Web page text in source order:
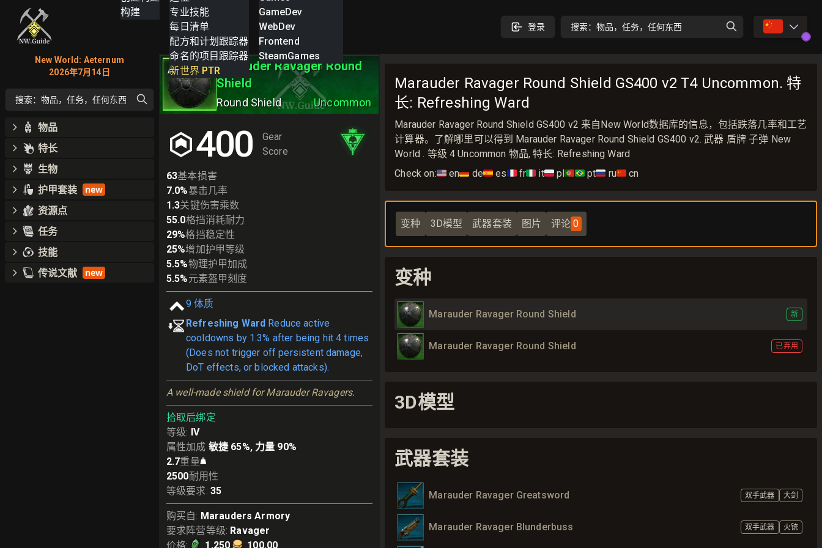
构建
专业技能
每日清单
配方和计划跟踪器
命名的项目跟踪器
新世界 PTR
GameDev
WebDev
Frontend
SteamGames
登录 搜索：物品，任务，任何东西 🇨🇳
IV
Marauder Ravager Round
Shield
Round Shield Uncommon
400
Gear
Score
63基本损害
7.0%暴击几率
1.3关键伤害乘数
55.0格挡消耗耐力
29%格挡稳定性
25%增加护甲等级
5.5%物理护甲加成
5.5%元素盔甲刻度
9 体质
Refreshing Ward Reduce active
cooldowns by 1.3% after being hit 4 times
(Does not trigger off persistent damage,
DoT effects, or blocked attacks).
A well-made shield for Marauder Ravagers.
拾取后绑定
等级: IV
属性加成 敏捷 65%, 力量 90%
2.7重量
2500耐用性
等级要求: 35
购买自: Marauders Armory
要求阵营等级: Ravager
价格: 1,250 100.00
Marauder Ravager Round Shield GS400 v2 T4 Uncommon. 特
长: Refreshing Ward
Marauder Ravager Round Shield GS400 v2 来自New World数据库的信息，包括跌落几率和工艺
计算器。了解哪里可以得到 Marauder Ravager Round Shield GS400 v2. 武器 盾牌 子弹 New
World . 等级 4 Uncommon 物品, 特长: Refreshing Ward
Check on:🇺🇸 en🇩🇪 de🇪🇸 es🇫🇷 fr🇮🇹 it🇵🇱 pl🇵🇹🇧🇷 pt🇷🇺 ru🇨🇳 cn
变种 3D模型 武器套装 图片 评论 0
变种
Marauder Ravager Round Shield 新
Marauder Ravager Round Shield 已弃用
3D模型
武器套装
Marauder Ravager Greatsword 双手武器 大剑
Marauder Ravager Blunderbuss 双手武器 火铳
New World: Aeternum
2026年7月14日
搜索：物品，任务，任何东西
物品
特长
生物
护甲套装
new
资源点
任务
技能
传说文献
new